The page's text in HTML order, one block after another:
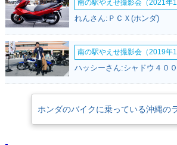
南の駅やえせ撮影会（2021年
れんさん:ＰＣＸ(ホンダ)
南の駅やえせ撮影会（2019年
ハッシーさん:シャドウ４０
ホンダのバイクに乗っている沖縄の